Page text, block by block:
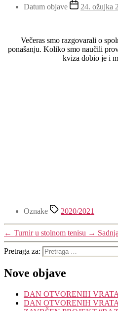
Datum objave
24. ožujka
Večeras smo razgovarali o
ponašanju. Koliko smo naučili
kviza dobio je i
Oznake 2020/2021
← Turnir u stolnom tenisu →
Pretraga za:
Nove objave
DAN OTVORENIH
DAN OTVORENIH VRATA